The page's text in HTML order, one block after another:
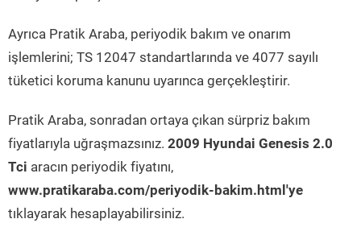
Ayrıca Pratik Araba, periyodik bakım ve onarım
işlemlerini; TS 12047 standartlarında ve 4077 sayılı
tüketici koruma kanunu uyarınca gerçekleştirir.
Pratik Araba, sonradan ortaya çıkan sürpriz bakım
fiyatlarıyla uğraşmazsınız. 2009 Hyundai Genesis 2.0
Tci aracın periyodik fiyatını,
www.pratikaraba.com/periyodik-bakim.html'ye
tıklayarak hesaplayabilirsiniz.